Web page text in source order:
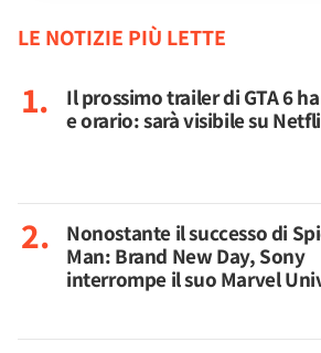
LE NOTIZIE PIÙ LETTE
Il prossimo trailer di GTA 6
e orario: sarà visibile su
Nonostante il successo di
Man: Brand New Day, Sony
interrompe il suo Marvel